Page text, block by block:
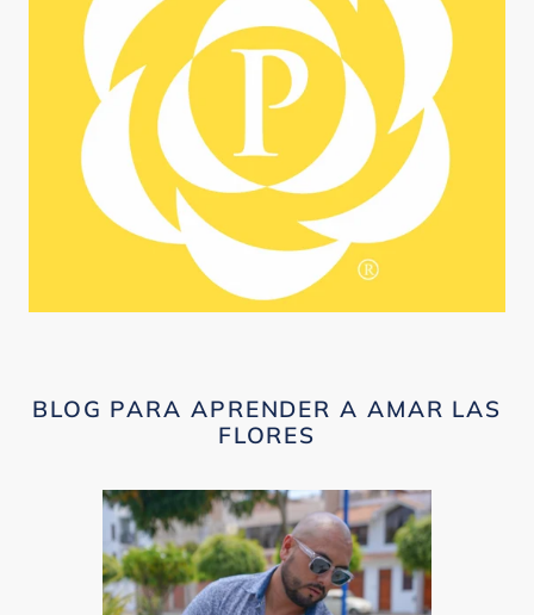
BLOG PARA APRENDER A AMAR LAS
FLORES